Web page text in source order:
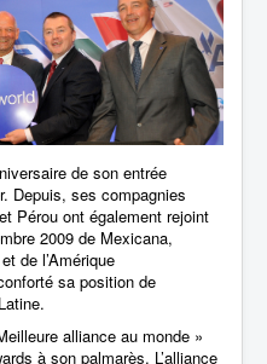
de son entrée
Depuis, ses compagnies
Pérou ont également rejoint
2009 de Mexicana,
de l’Amérique
sa position de
alliance au monde »
à son palmarès. L’alliance